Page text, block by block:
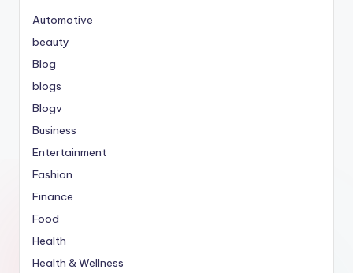
Automotive
beauty
Blog
blogs
Blogv
Business
Entertainment
Fashion
Finance
Food
Health
Health & Wellness